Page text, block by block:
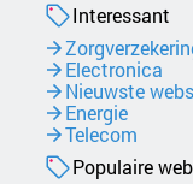
Interessant
Electronica
Nieuwste
Energie
Telecom
Populaire